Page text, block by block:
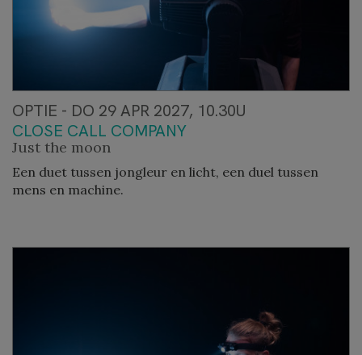
OPTIE - DO 29 APR 2027, 10.30U
CLOSE CALL COMPANY
Just the moon
Een duet tussen jongleur en licht, een duel tussen
mens en machine.